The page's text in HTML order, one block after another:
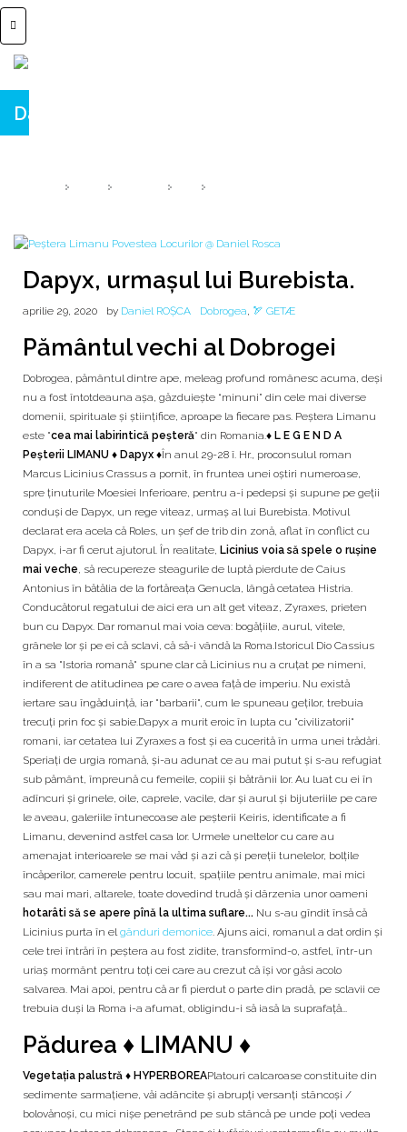
Dapyx, urmașul lui Burebista.
Dapyx, urmașul lui Burebista.
aprilie 29, 2020 by Daniel ROȘCA Dobrogea, 🏹 GETÆ
Pământul vechi al Dobrogei
Dobrogea, pământul dintre ape, meleag profund românesc acuma, deși
nu a fost întotdeauna așa, găzduiește “minuni” din cele mai diverse
domenii, spirituale și științifice, aproape la fiecare pas. Peștera Limanu
este "cea mai labirintică peşteră" din Romania.♦ L E G E N D A
Peșterii LIMANU ♦ Dapyx ♦În anul 29-28 î. Hr., proconsulul roman
Marcus Licinius Crassus a pornit, în fruntea unei oștiri numeroase,
spre ținuturile Moesiei Inferioare, pentru a-i pedepsi și supune pe geții
conduși de Dapyx, un rege viteaz, urmaș al lui Burebista. Motivul
declarat era acela că Roles, un șef de trib din zonă, aflat în conflict cu
Dapyx, i-ar fi cerut ajutorul. În realitate, Licinius voia să spele o rușine
mai veche, să recupereze steagurile de luptă pierdute de Caius
Antonius în bătălia de la fortăreața Genucla, lângă cetatea Histria.
Conducătorul regatului de aici era un alt get viteaz, Zyraxes, prieten
bun cu Dapyx. Dar romanul mai voia ceva: bogățiile, aurul, vitele,
grânele lor și pe ei că sclavi, că să-i vândă la Roma.Istoricul Dio Cassius
în a sa "Istoria romană" spune clar că Licinius nu a cruțat pe nimeni,
indiferent de atitudinea pe care o avea față de imperiu. Nu există
iertare sau îngăduință, iar "barbarii", cum le spuneau geților, trebuia
trecuți prin foc și sabie.Dapyx a murit eroic în lupta cu "civilizatorii"
romani, iar cetatea lui Zyraxes a fost și ea cucerită în urma unei trădări.
Speriați de urgia romană, și-au adunat ce au mai putut și s-au refugiat
sub pământ, împreună cu femeile, copiii și bătrânii lor. Au luat cu ei în
adîncuri și grinele, oile, caprele, vacile, dar și aurul și bijuteriile pe care
le aveau, galeriile întunecoase ale peșterii Keiris, identificate a fi
Limanu, devenind astfel casa lor. Urmele uneltelor cu care au
amenajat interioarele se mai văd și azi că și pereții tunelelor, bolțile
încăperilor, camerele pentru locuit, spațiile pentru animale, mai mici
sau mai mari, altarele, toate dovedind trudă și dârzenia unor oameni
hotarâti să se apere pînă la ultima suflare... Nu s-au gîndit însă că
Licinius purta în elgânduri demonice. Ajuns aici, romanul a dat ordin și
cele trei întrări în peștera au fost zidite, transformînd-o, astfel, într-un
uriaș mormânt pentru toți cei care au crezut că își vor găsi acolo
salvarea. Mai apoi, pentru că ar fi pierdut o parte din pradă, pe sclavii ce
trebuia duși la Roma i-a afumat, obligindu-i să iasă la suprafață...
Pădurea ♦ LIMANU ♦
Vegetația palustră ♦ HYPERBOREAPlatouri calcaroase constituite din
sedimente sarmațiene, văi adâncite și abrupți versanți stâncoși /
bolovănoși, cu mici nișe penetrând pe sub stâncă pe unde poți vedea